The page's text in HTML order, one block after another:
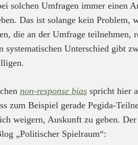
solchen Umfragen immer einen
Das ist solange kein Problem,
die an der Umfrage teilnehmen,
systematischen Unterschied gibt
non-response bias spricht hier
zum Beispiel gerade Pegida-
weigern, Auskunft zu geben.
„Politischer Spielraum“: